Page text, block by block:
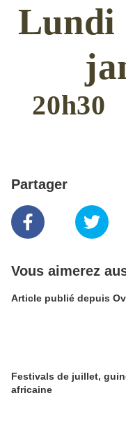
Lundi
20h30
Partager
Vous aimerez
Article
Festivals de juillet,
africaine